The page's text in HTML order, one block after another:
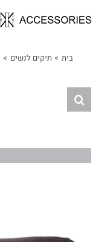
לתוכן
בית תיקים לנשים